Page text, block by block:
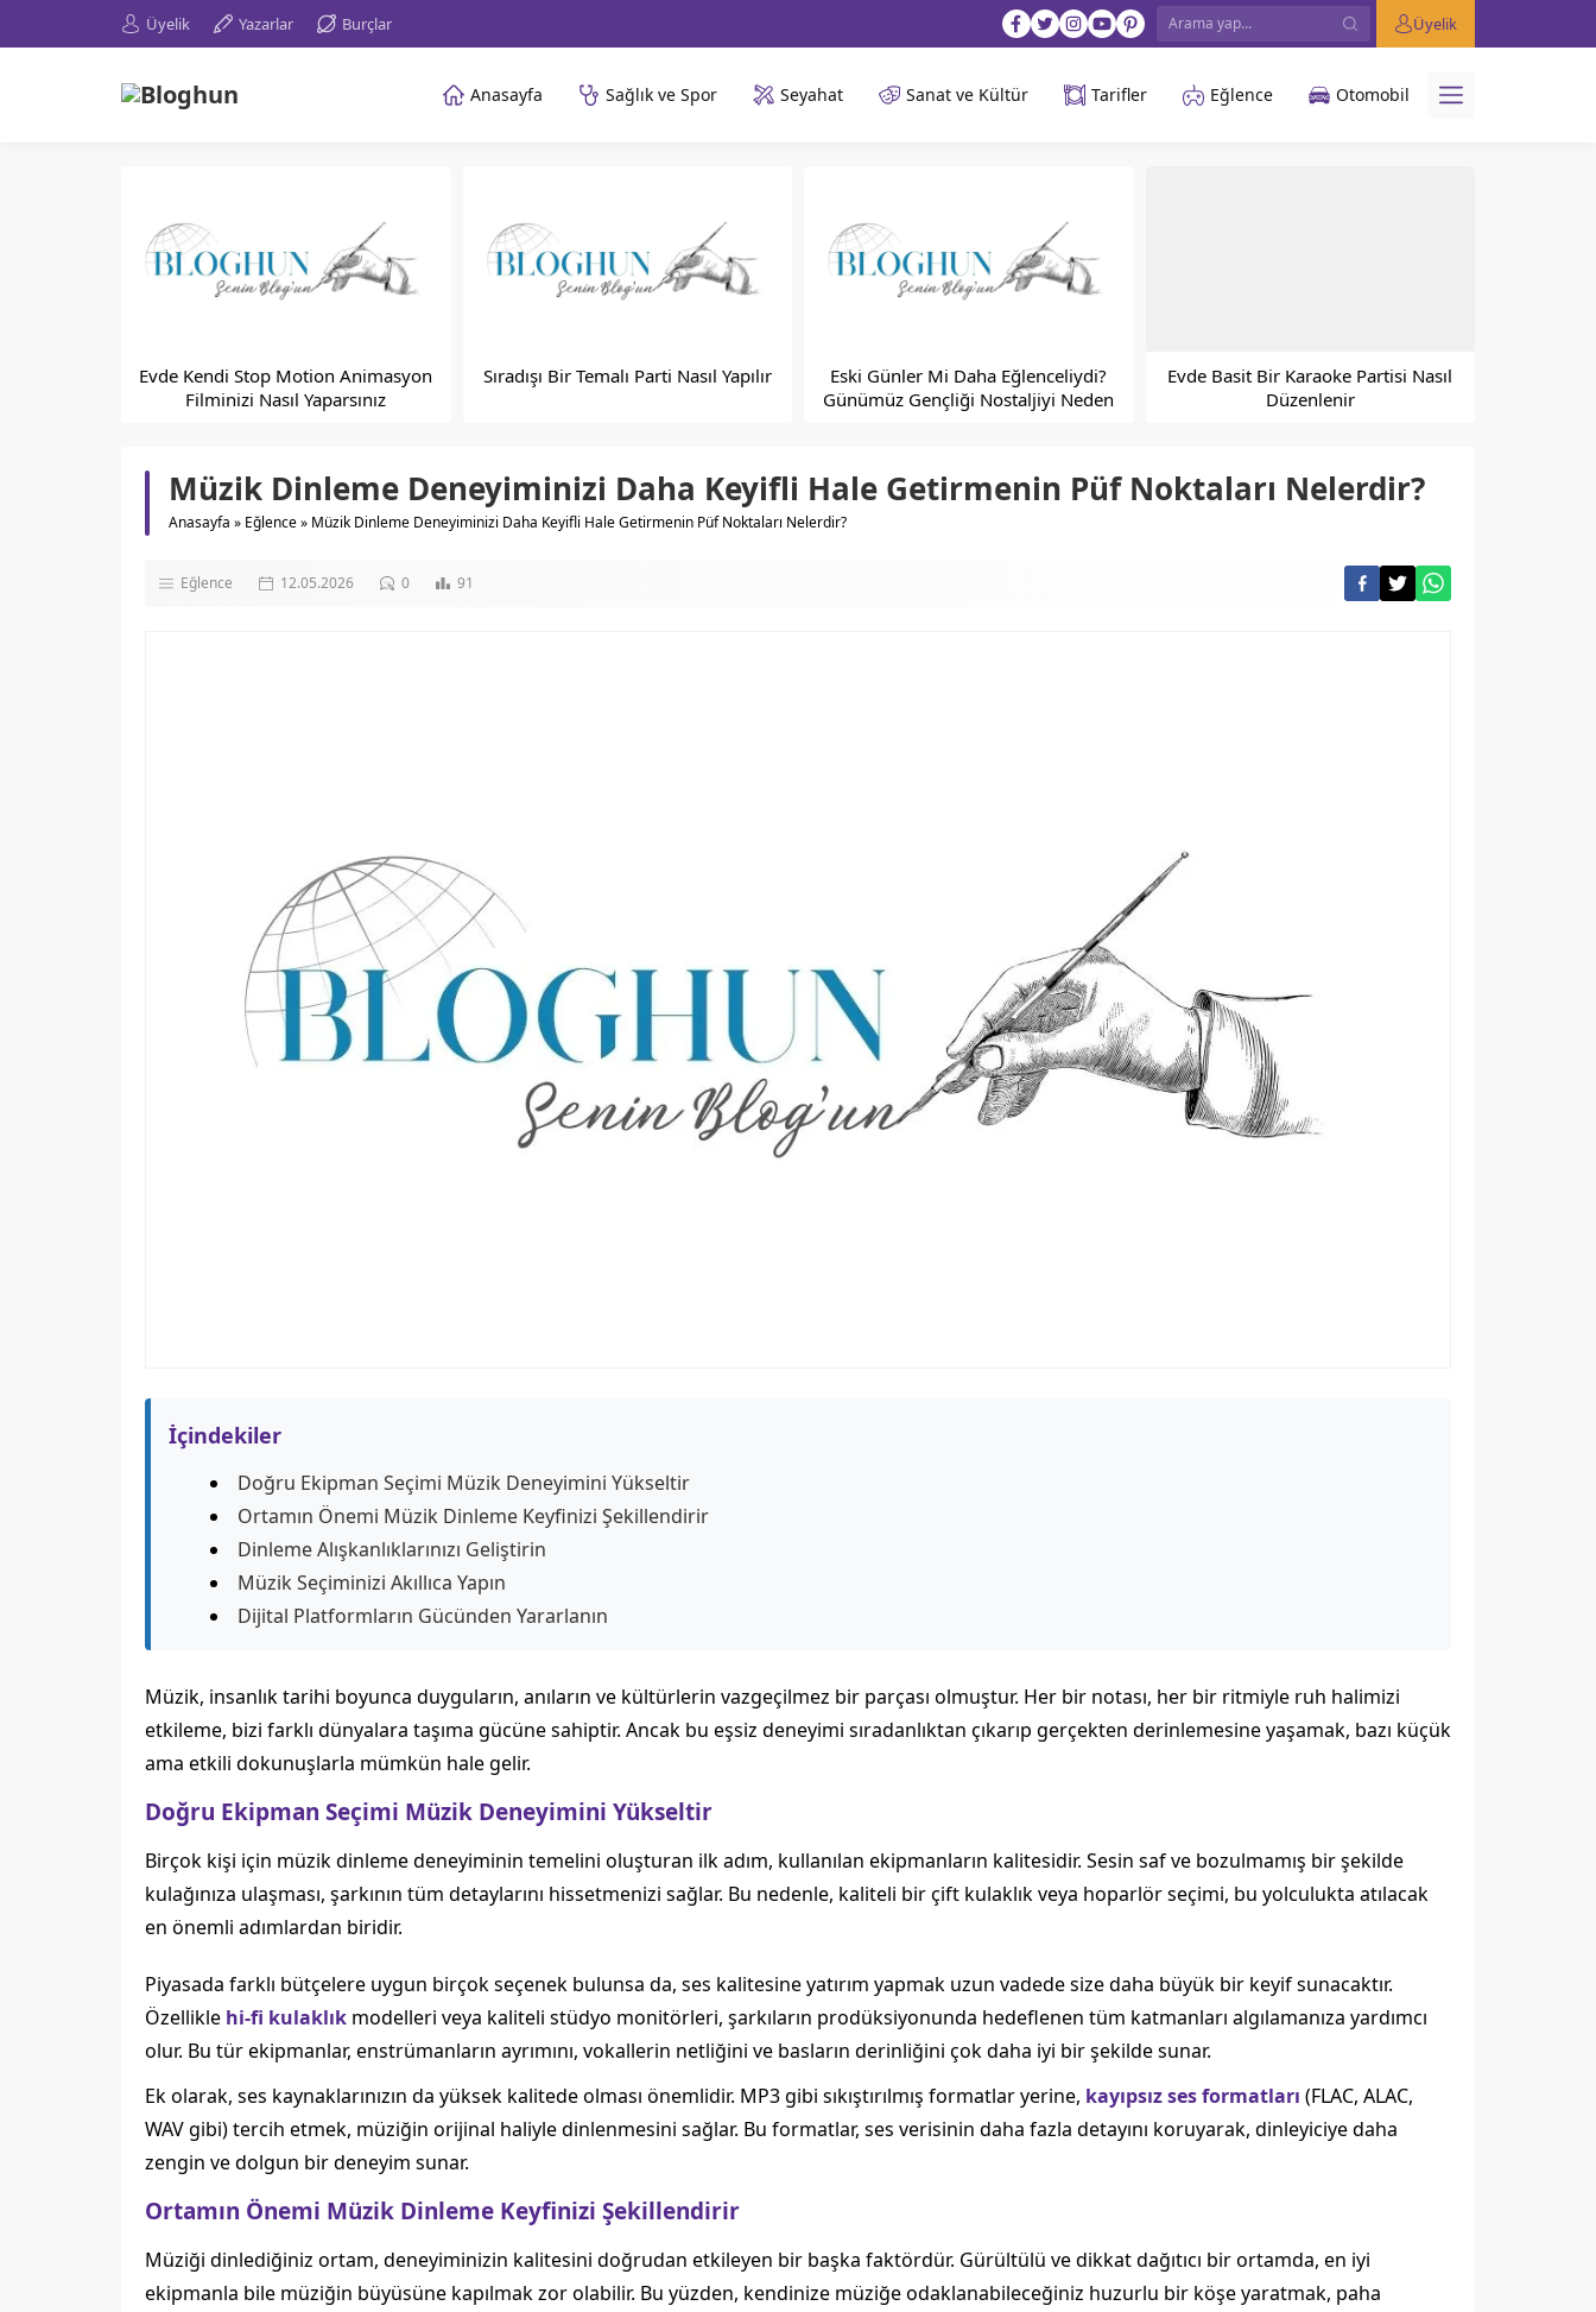
Üyelik Yazarlar Burçlar Üyelik
Anasayfa Sağlık ve Spor Seyahat Sanat ve Kültür Tarifler Eğlence Otomobil
Evde Kendi Stop Motion Animasyon
Filminizi Nasıl Yaparsınız
Sıradışı Bir Temalı Parti Nasıl Yapılır
Eski Günler Mi Daha Eğlenceliydi?
Günümüz Gençliği Nostaljiyi Neden
Evde Basit Bir Karaoke Partisi Nasıl
Düzenlenir
Müzik Dinleme Deneyiminizi Daha Keyifli Hale Getirmenin Püf Noktaları Nelerdir?
Anasayfa » Eğlence» Müzik Dinleme Deneyiminizi Daha Keyifli Hale Getirmenin Püf Noktaları Nelerdir?
Eğlence 12.05.2026 0 91
İçindekiler
Doğru Ekipman Seçimi Müzik Deneyimini Yükseltir
Ortamın Önemi Müzik Dinleme Keyfinizi Şekillendirir
Dinleme Alışkanlıklarınızı Geliştirin
Müzik Seçiminizi Akıllıca Yapın
Dijital Platformların Gücünden Yararlanın
Müzik, insanlık tarihi boyunca duyguların, anıların ve kültürlerin vazgeçilmez bir parçası olmuştur. Her bir notası, her bir ritmiyle ruh halimizi
etkileme, bizi farklı dünyalara taşıma gücüne sahiptir. Ancak bu eşsiz deneyimi sıradanlıktan çıkarıp gerçekten derinlemesine yaşamak, bazı küçük
ama etkili dokunuşlarla mümkün hale gelir.
Doğru Ekipman Seçimi Müzik Deneyimini Yükseltir
Birçok kişi için müzik dinleme deneyiminin temelini oluşturan ilk adım, kullanılan ekipmanların kalitesidir. Sesin saf ve bozulmamış bir şekilde
kulağınıza ulaşması, şarkının tüm detaylarını hissetmenizi sağlar. Bu nedenle, kaliteli bir çift kulaklık veya hoparlör seçimi, bu yolculukta atılacak
en önemli adımlardan biridir.
Piyasada farklı bütçelere uygun birçok seçenek bulunsa da, ses kalitesine yatırım yapmak uzun vadede size daha büyük bir keyif sunacaktır.
Özellikle hi-fi kulaklık modelleri veya kaliteli stüdyo monitörleri, şarkıların prodüksiyonunda hedeflenen tüm katmanları algılamanıza yardımcı
olur. Bu tür ekipmanlar, enstrümanların ayrımını, vokallerin netliğini ve basların derinliğini çok daha iyi bir şekilde sunar.
Ek olarak, ses kaynaklarınızın da yüksek kalitede olması önemlidir. MP3 gibi sıkıştırılmış formatlar yerine, kayıpsız ses formatları (FLAC, ALAC,
WAV gibi) tercih etmek, müziğin orijinal haliyle dinlenmesini sağlar. Bu formatlar, ses verisinin daha fazla detayını koruyarak, dinleyiciye daha
zengin ve dolgun bir deneyim sunar.
Ortamın Önemi Müzik Dinleme Keyfinizi Şekillendirir
Müziği dinlediğiniz ortam, deneyiminizin kalitesini doğrudan etkileyen bir başka faktördür. Gürültülü ve dikkat dağıtıcı bir ortamda, en iyi
ekipmanla bile müziğin büyüsüne kapılmak zor olabilir. Bu yüzden, kendinize müziğe odaklanabileceğiniz huzurlu bir köşe yaratmak, paha